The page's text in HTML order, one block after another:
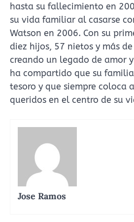
hasta su fallecimiento en
su vida familiar al casarse
Watson en 2006. Con su
diez hijos, 57 nietos y más
creando un legado de amor
ha compartido que su
tesoro y que siempre coloca
queridos en el centro de su
Jose Ramos